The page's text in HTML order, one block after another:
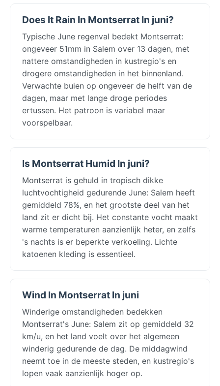
Does It Rain In Montserrat In juni?
Typische June regenval bedekt Montserrat:
ongeveer 51mm in Salem over 13 dagen, met
nattere omstandigheden in kustregio's en
drogere omstandigheden in het binnenland.
Verwachte buien op ongeveer de helft van de
dagen, maar met lange droge periodes
ertussen. Het patroon is variabel maar
voorspelbaar.
Is Montserrat Humid In juni?
Montserrat is gehuld in tropisch dikke
luchtvochtigheid gedurende June: Salem heeft
gemiddeld 78%, en het grootste deel van het
land zit er dicht bij. Het constante vocht maakt
warme temperaturen aanzienlijk heter, en zelfs
's nachts is er beperkte verkoeling. Lichte
katoenen kleding is essentieel.
Wind In Montserrat In juni
Winderige omstandigheden bedekken
Montserrat's June: Salem zit op gemiddeld 32
km/u, en het land voelt over het algemeen
winderig gedurende de dag. De middagwind
neemt toe in de meeste steden, en kustregio's
lopen vaak aanzienlijk hoger op.